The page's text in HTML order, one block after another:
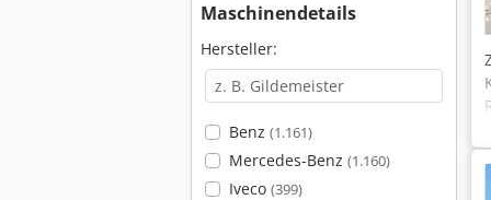
Maschinendetails
Hersteller:
Benz (1.161)
Mercedes-Benz (1.160)
Iveco (399)